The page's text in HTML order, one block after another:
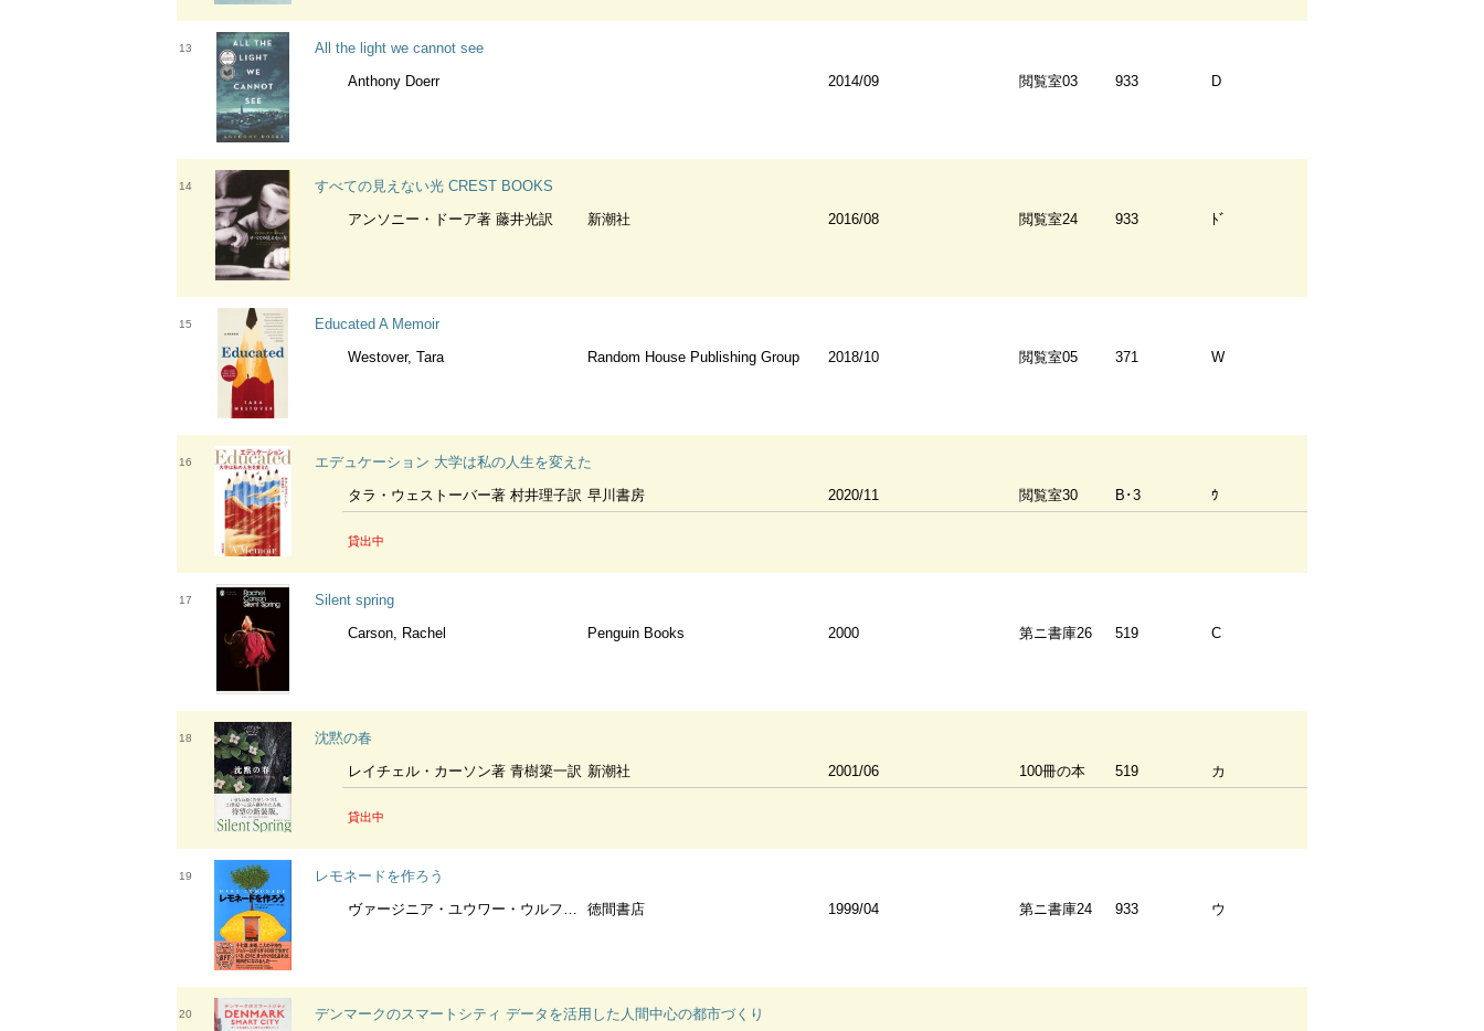
13
All the light we cannot see
Anthony Doerr
2014/09 閲覧室03 933 D
14
すべての見えない光 CREST BOOKS
アンソニー・ドーア著 藤井光訳
新潮社 2016/08 閲覧室24 933 ﾄﾞ
15
Educated A Memoir
Westover, Tara
Random House Publishing Group 2018/10 閲覧室05 371 W
16
エデュケーション 大学は私の人生を変えた
タラ・ウェストーバー著 村井理子訳 早川書房 2020/11 閲覧室30 B･3 ｳ
貸出中
17
Silent spring
Carson, Rachel
Penguin Books 2000 第ニ書庫26 519 C
18
沈黙の春
レイチェル・カーソン著 青樹簗一訳 新潮社 2001/06 100冊の本 519 カ
貸出中
19
レモネードを作ろう
ヴァージニア・ユウワー・ウルフ作 こだまともこ訳
徳間書店 1999/04 第ニ書庫24 933 ウ
20
デンマークのスマートシティ データを活用した人間中心の都市づくり